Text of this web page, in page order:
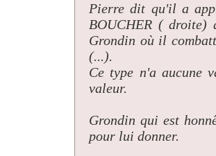
Pierre dit qu'il a
BOUCHER (
Grondin où il
(...).
Ce type n'a aucune
valeur.
Grondin qui est
pour lui donner.